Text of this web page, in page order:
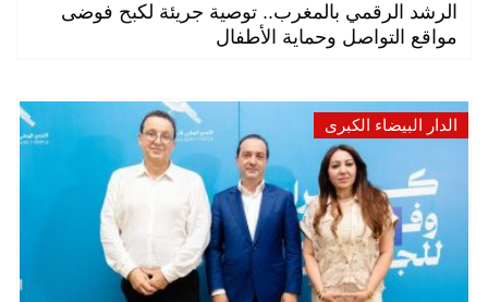
الرشد الرقمي بالمغرب.. توصية جريئة لكبح فوضى
مواقع التواصل وحماية الأطفال
الدار البيضاء الكبرى